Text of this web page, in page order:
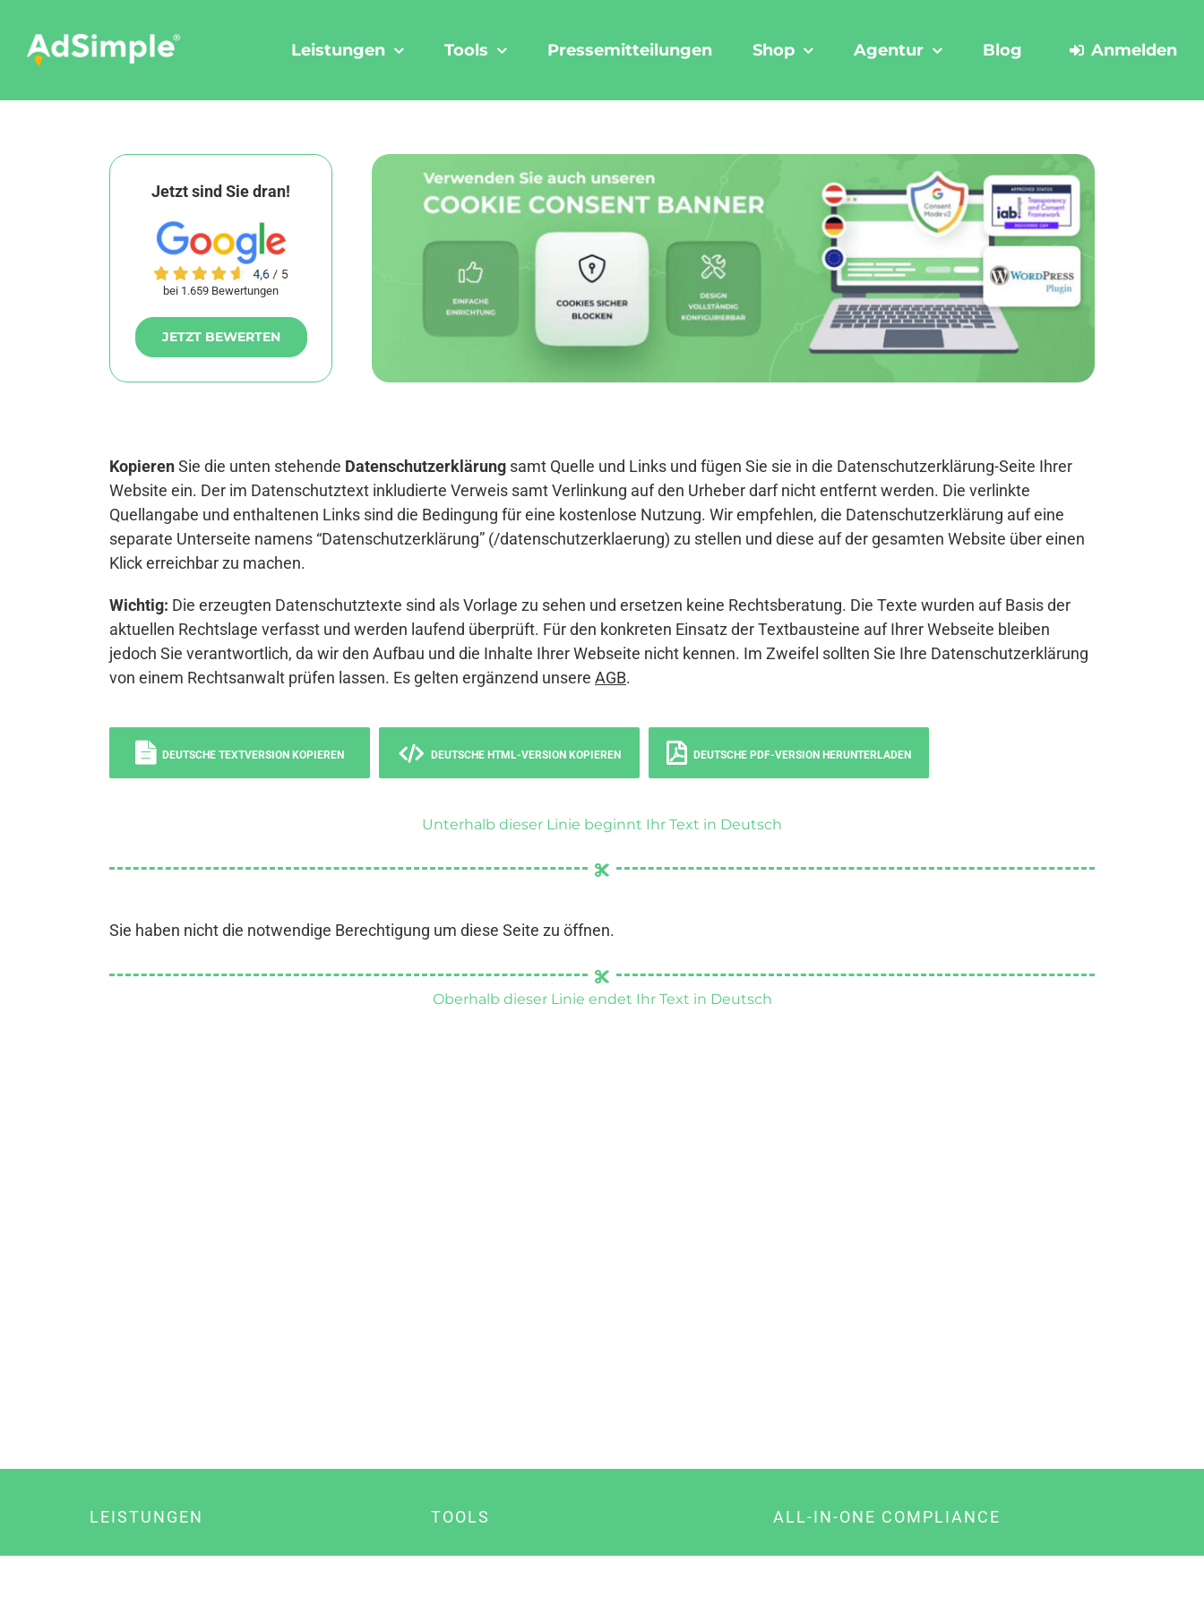
content
Leistungen Tools Pressemitteilungen Shop Agentur Blog Anmelden
Jetzt sind Sie dran!
bei 1.659 Bewertungen
JETZT BEWERTEN
KopierenSie die unten stehende Datenschutzerklärung samt Quelle und Links und fügen Sie sie in die Datenschutzerklärung-Seite Ihrer
Website ein. Der im Datenschutztext inkludierte Verweis samt Verlinkung auf den Urheber darf nicht entfernt werden. Die verlinkte
Quellangabe und enthaltenen Links sind die Bedingung für eine kostenlose Nutzung. Wir empfehlen, die Datenschutzerklärung auf eine
separate Unterseite namens “Datenschutzerklärung” (/datenschutzerklaerung) zu stellen und diese auf der gesamten Website über einen
Klick erreichbar zu machen.
Wichtig: Die erzeugten Datenschutztexte sind als Vorlage zu sehen und ersetzen keine Rechtsberatung. Die Texte wurden auf Basis der
aktuellen Rechtslage verfasst und werden laufend überprüft. Für den konkreten Einsatz der Textbausteine auf Ihrer Webseite bleiben
jedoch Sie verantwortlich, da wir den Aufbau und die Inhalte Ihrer Webseite nicht kennen. Im Zweifel sollten Sie Ihre Datenschutzerklärung
von einem Rechtsanwalt prüfen lassen. Es gelten ergänzend unsere AGB.
DEUTSCHE TEXTVERSION KOPIEREN DEUTSCHE HTML-VERSION KOPIEREN DEUTSCHE PDF-VERSION HERUNTERLADEN
Unterhalb dieser Linie beginnt Ihr Text in Deutsch
Sie haben nicht die notwendige Berechtigung um diese Seite zu öffnen.
Oberhalb dieser Linie endet Ihr Text in Deutsch
LEISTUNGEN TOOLS ALL-IN-ONE COMPLIANCE